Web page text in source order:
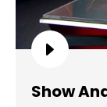
Show